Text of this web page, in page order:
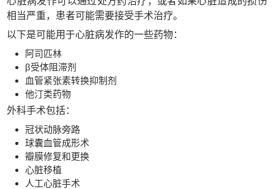
相当严重，患者可能需要接受手术治疗。
以下是可能用于心脏病发作的一些药物：
阿司匹林
β受体阻滞剂
血管紧张素转换抑制剂
他汀类药物
外科手术包括：
冠状动脉旁路
球囊血管成形术
瓣膜修复和更换
心脏移植
人工心脏手术